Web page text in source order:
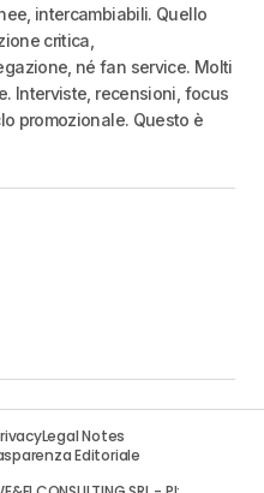
intercambiabili. Quello
critica,
né fan service. Molti
Interviste, recensioni, focus
promozionale. Questo è
Legal Notes
Editoriale